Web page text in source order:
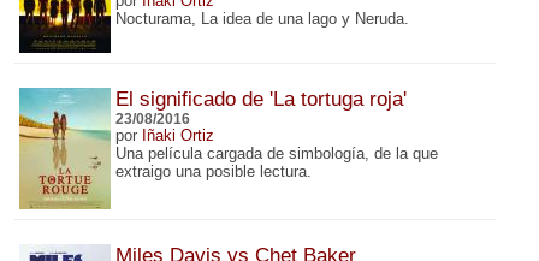
Nocturama, La idea de una lago y Neruda.
El significado de 'La tortuga roja'
23/08/2016
por Iñaki Ortiz
Una película cargada de simbología, de la que
extraigo una posible lectura.
Miles Davis vs Chet Baker